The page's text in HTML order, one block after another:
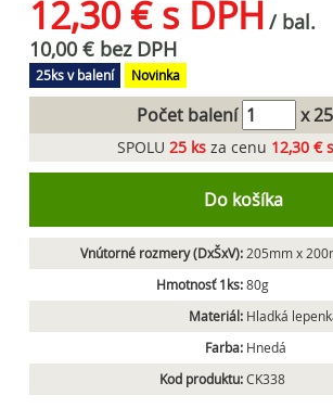
12,30 € s DPH / bal.
10,00 € bez DPH
25ks v balení Novinka
Počet balení x
SPOLU 25 ks za cenu 12,30 €
Do košíka
Vnútorné rozmery (DxŠxV): 205mm x
Hmotnosť 1ks:80g
Materiál: Hladká
Farba: Hnedá
Kod produktu:CK338